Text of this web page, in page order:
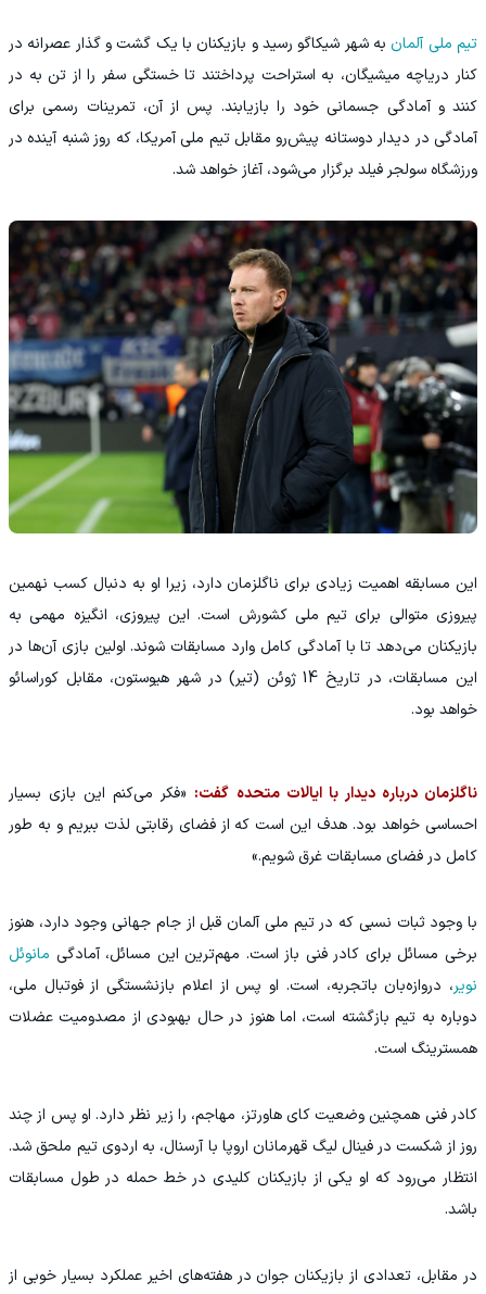
تیم ملی آلمانبه شهر شیکاگو رسید و بازیکنان با یک گشت و گذار عصرانه در
کنار دریاچه میشیگان، به استراحت پرداختند تا خستگی سفر را از تن به در
کنند و آمادگی جسمانی خود را بازیابند. پس از آن، تمرینات رسمی برای
آمادگی در دیدار دوستانه پیش‌رو مقابل تیم ملی آمریکا، که روز شنبه آینده در
ورزشگاه سولجر فیلد برگزار می‌شود، آغاز خواهد شد.
این مسابقه اهمیت زیادی برای ناگلزمان دارد، زیرا او به دنبال کسب نهمین
پیروزی متوالی برای تیم ملی کشورش است. این پیروزی، انگیزه مهمی به
بازیکنان می‌دهد تا با آمادگی کامل وارد مسابقات شوند. اولین بازی آن‌ها در
این مسابقات، در تاریخ 14 ژوئن (تیر) در شهر هیوستون، مقابل کوراسائو
خواهد بود.
ناگلزمان درباره دیدار با ایالات متحده گفت: «فکر می‌کنم این بازی بسیار
احساسی خواهد بود. هدف این است که از فضای رقابتی لذت ببریم و به طور
کامل در فضای مسابقات غرق شویم.»
با وجود ثبات نسبی که در تیم ملی آلمان قبل از جام جهانی وجود دارد، هنوز
برخی مسائل برای کادر فنی باز است. مهم‌ترین این مسائل، آمادگی مانوئل
نویر، دروازه‌بان باتجربه، است. او پس از اعلام بازنشستگی از فوتبال ملی،
دوباره به تیم بازگشته است، اما هنوز در حال بهبودی از مصدومیت عضلات
همسترینگ است.
کادر فنی همچنین وضعیت کای هاورتز، مهاجم، را زیر نظر دارد. او پس از چند
روز از شکست در فینال لیگ قهرمانان اروپا با آرسنال، به اردوی تیم ملحق شد.
انتظار می‌رود که او یکی از بازیکنان کلیدی در خط حمله در طول مسابقات
باشد.
در مقابل، تعدادی از بازیکنان جوان در هفته‌های اخیر عملکرد بسیار خوبی از